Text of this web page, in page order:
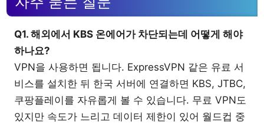
Q1. 해외에서 KBS 온에어가 차단되는데 어떻게 해야
하나요?
VPN을 사용하면 됩니다. ExpressVPN 같은 유료 서
비스를 설치한 뒤 한국 서버에 연결하면 KBS, JTBC,
쿠팡플레이를 자유롭게 볼 수 있습니다. 무료 VPN도
있지만 속도가 느리고 데이터 제한이 있어 월드컵 중